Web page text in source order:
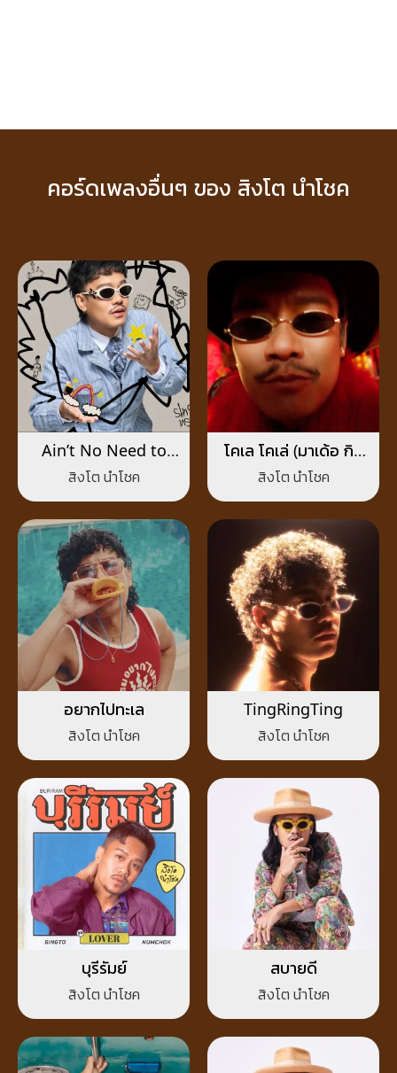
คอร์ดเพลงอื่นๆ ของ สิงโต นำโชค
Ain’t No Need to
Worry
สิงโต นำโชค
โคเล โคเล่ (มาเด้อ กิน
เข่า)
สิงโต นำโชค
อยากไปทะเล
สิงโต นำโชค
TingRingTing
สิงโต นำโชค
บุรีรัมย์
สิงโต นำโชค
สบายดี
สิงโต นำโชค